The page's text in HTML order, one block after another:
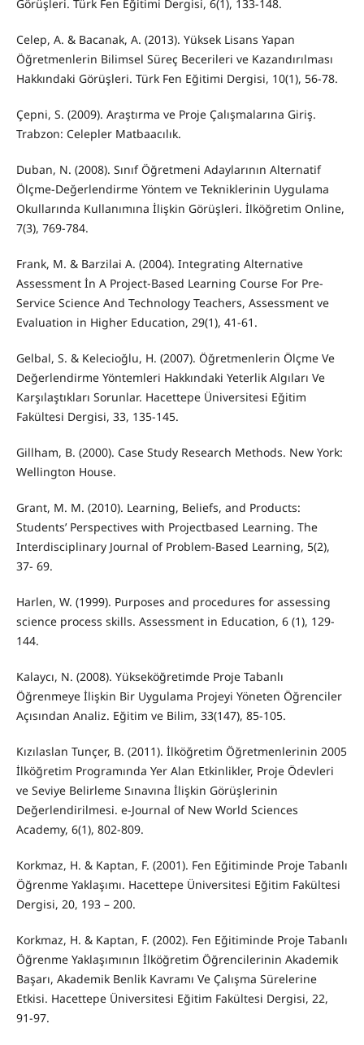
Görüşleri. Türk Fen Eğitimi Dergisi, 6(1), 133-148.
Celep, A. & Bacanak, A. (2013). Yüksek Lisans Yapan
Öğretmenlerin Bilimsel Süreç Becerileri ve Kazandırılması
Hakkındaki Görüşleri. Türk Fen Eğitimi Dergisi, 10(1), 56-78.
Çepni, S. (2009). Araştırma ve Proje Çalışmalarına Giriş.
Trabzon: Celepler Matbaacılık.
Duban, N. (2008). Sınıf Öğretmeni Adaylarının Alternatif
Ölçme-Değerlendirme Yöntem ve Tekniklerinin Uygulama
Okullarında Kullanımına İlişkin Görüşleri. İlköğretim Online,
7(3), 769-784.
Frank, M. & Barzilai A. (2004). Integrating Alternative
Assessment İn A Project-Based Learning Course For Pre-
Service Science And Technology Teachers, Assessment ve
Evaluation in Higher Education, 29(1), 41-61.
Gelbal, S. & Kelecioğlu, H. (2007). Öğretmenlerin Ölçme Ve
Değerlendirme Yöntemleri Hakkındaki Yeterlik Algıları Ve
Karşılaştıkları Sorunlar. Hacettepe Üniversitesi Eğitim
Fakültesi Dergisi, 33, 135-145.
Gillham, B. (2000). Case Study Research Methods. New York:
Wellington House.
Grant, M. M. (2010). Learning, Beliefs, and Products:
Students’ Perspectives with Projectbased Learning. The
Interdisciplinary Journal of Problem-Based Learning, 5(2),
37- 69.
Harlen, W. (1999). Purposes and procedures for assessing
science process skills. Assessment in Education, 6 (1), 129-
144.
Kalaycı, N. (2008). Yükseköğretimde Proje Tabanlı
Öğrenmeye İlişkin Bir Uygulama Projeyi Yöneten Öğrenciler
Açısından Analiz. Eğitim ve Bilim, 33(147), 85-105.
Kızılaslan Tunçer, B. (2011). İlköğretim Öğretmenlerinin 2005
İlköğretim Programında Yer Alan Etkinlikler, Proje Ödevleri
ve Seviye Belirleme Sınavına İlişkin Görüşlerinin
Değerlendirilmesi. e-Journal of New World Sciences
Academy, 6(1), 802-809.
Korkmaz, H. & Kaptan, F. (2001). Fen Eğitiminde Proje Tabanlı
Öğrenme Yaklaşımı. Hacettepe Üniversitesi Eğitim Fakültesi
Dergisi, 20, 193 – 200.
Korkmaz, H. & Kaptan, F. (2002). Fen Eğitiminde Proje Tabanlı
Öğrenme Yaklaşımının İlköğretim Öğrencilerinin Akademik
Başarı, Akademik Benlik Kavramı Ve Çalışma Sürelerine
Etkisi. Hacettepe Üniversitesi Eğitim Fakültesi Dergisi, 22,
91-97.